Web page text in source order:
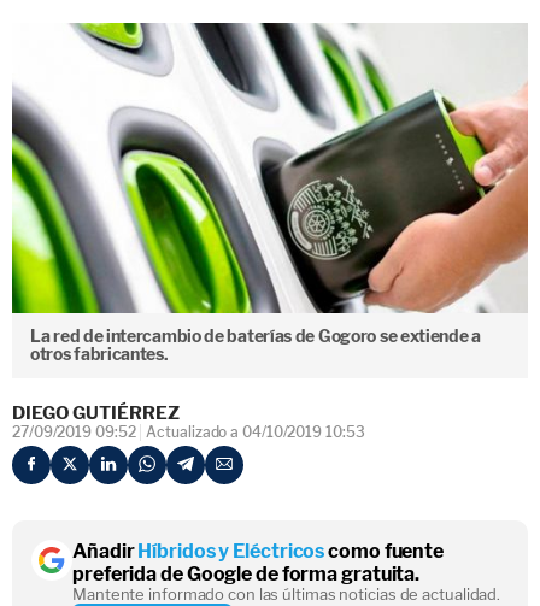
La red de intercambio de baterías de Gogoro se extiende a
otros fabricantes.
DIEGO GUTIÉRREZ
27/09/2019 09:52 Actualizado a 04/10/2019 10:53
AñadirHíbridos y Eléctricoscomo fuente
preferida de Google de forma gratuita.
Mantente informado con las últimas noticias de actualidad.